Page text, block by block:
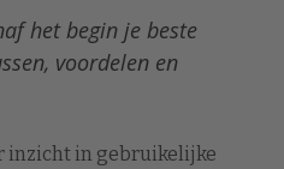
het begin je beste
voordelen en
inzicht in gebruikelijke